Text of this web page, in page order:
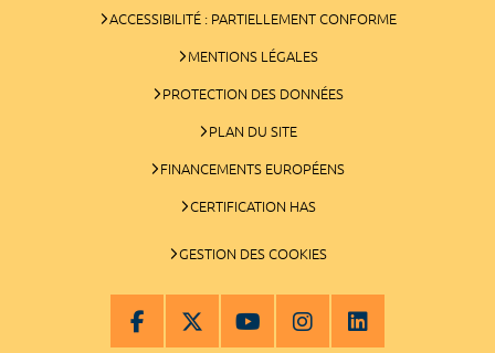
ACCESSIBILITÉ : PARTIELLEMENT CONFORME
MENTIONS LÉGALES
PROTECTION DES DONNÉES
PLAN DU SITE
FINANCEMENTS EUROPÉENS
CERTIFICATION HAS
GESTION DES COOKIES